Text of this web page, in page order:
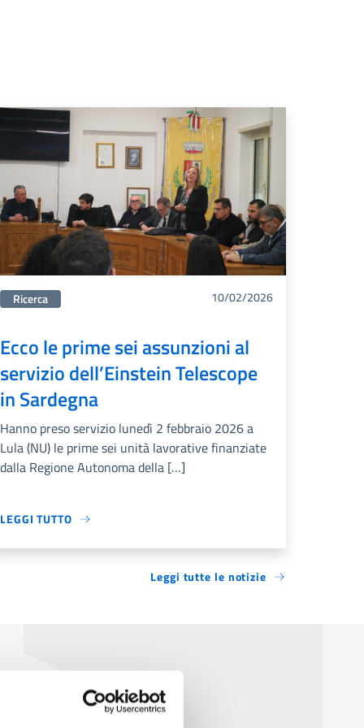
Categorie correlata:
Ricerca 10/02/2026
Ecco le prime sei assunzioni al
servizio dell’Einstein Telescope
in Sardegna
Hanno preso servizio lunedì 2 febbraio 2026 a
Lula (NU) le prime sei unità lavorative finanziate
dalla Regione Autonoma della […]
LEGGI TUTTO
Leggi tutte le notizie